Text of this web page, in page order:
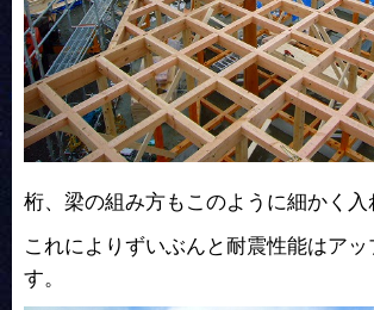
桁、梁の組み方もこのように細かく入
これによりずいぶんと耐震性能はアッ
す。